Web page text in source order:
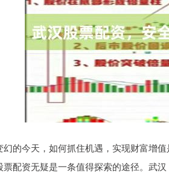
的今天，如何抓住机遇，实现财富增
票配资无疑是一条值得探索的途径。武